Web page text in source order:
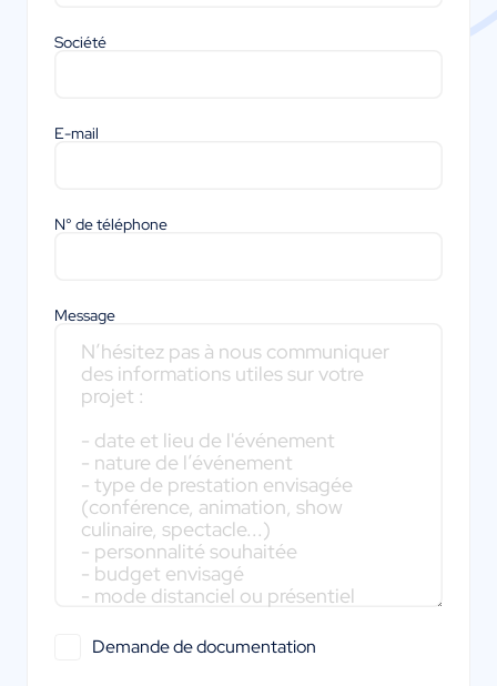
Société
E-mail
N° de téléphone
Message
Demande de documentation